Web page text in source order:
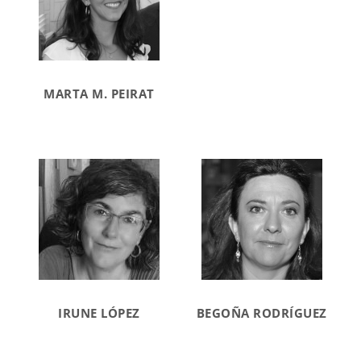
MARTA M. PEIRAT
IRUNE LÓPEZ BEGOÑA RODRÍGUEZ